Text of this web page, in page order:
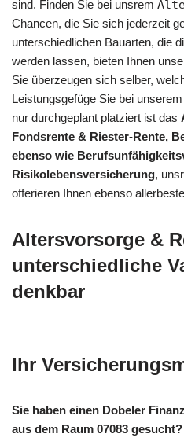
sind. Finden Sie bei unsrem
Chancen, die Sie sich jederzeit
unterschiedlichen Bauarten, die
werden lassen, bieten Ihnen
Sie überzeugen sich selber,
Leistungsgefüge Sie bei unserem
nur durchgeplant platziert ist das
Fondsrente & Riester-Rente,
ebenso wie
Risikolebensversicherung,
offerieren Ihnen ebenso
Altersvorsorge &
unterschiedliche
denkbar
Ihr
Sie haben einen Dobeler
aus dem Raum 07083 gesucht?